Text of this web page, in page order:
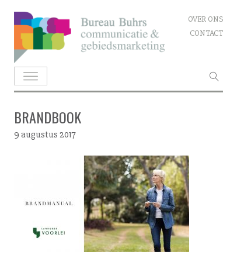
Skip
to
content
OVER ONS
CONTACT
BRANDBOOK
9 augustus 2017